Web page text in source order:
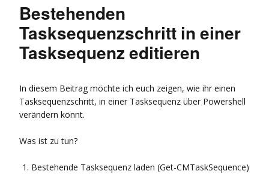
Bestehenden
Tasksequenzschritt in einer
Tasksequenz editieren
In diesem Beitrag möchte ich euch zeigen, wie ihr einen
Tasksequenzschritt, in einer Tasksequenz über Powershell
verändern könnt.
Was ist zu tun?
Bestehende Tasksequenz laden (Get-CMTaskSequence)